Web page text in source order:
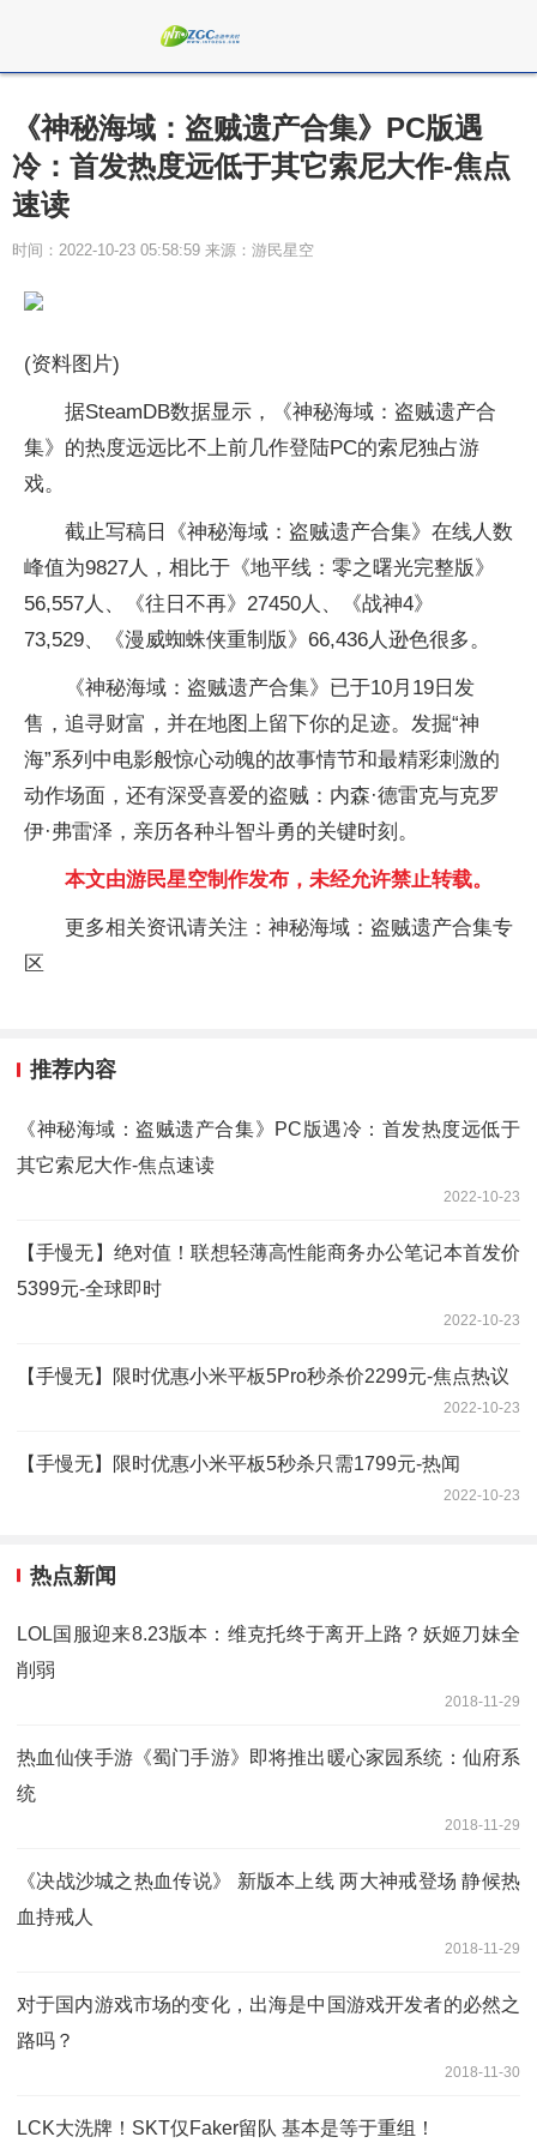
《神秘海域：盗贼遗产合集》PC版遇
冷：首发热度远低于其它索尼大作-焦点
速读
时间：2022-10-23 05:58:59 来源：游民星空
(资料图片)
据SteamDB数据显示，《神秘海域：盗贼遗产合
集》的热度远远比不上前几作登陆PC的索尼独占游
戏。
截止写稿日《神秘海域：盗贼遗产合集》在线人数
峰值为9827人，相比于《地平线：零之曙光完整版》
56,557人、《往日不再》27450人、《战神4》
73,529、《漫威蜘蛛侠重制版》66,436人逊色很多。
《神秘海域：盗贼遗产合集》已于10月19日发
售，追寻财富，并在地图上留下你的足迹。发掘“神
海”系列中电影般惊心动魄的故事情节和最精彩刺激的
动作场面，还有深受喜爱的盗贼：内森·德雷克与克罗
伊·弗雷泽，亲历各种斗智斗勇的关键时刻。
本文由游民星空制作发布，未经允许禁止转载。
更多相关资讯请关注：神秘海域：盗贼遗产合集专
区
推荐内容
《神秘海域：盗贼遗产合集》PC版遇冷：首发热度远低于
其它索尼大作-焦点速读
2022-10-23
【手慢无】绝对值！联想轻薄高性能商务办公笔记本首发价
5399元-全球即时
2022-10-23
【手慢无】限时优惠小米平板5Pro秒杀价2299元-焦点热议
2022-10-23
【手慢无】限时优惠小米平板5秒杀只需1799元-热闻
2022-10-23
热点新闻
LOL国服迎来8.23版本：维克托终于离开上路？妖姬刀妹全
削弱
2018-11-29
热血仙侠手游《蜀门手游》即将推出暖心家园系统：仙府系
统
2018-11-29
《决战沙城之热血传说》 新版本上线 两大神戒登场 静候热
血持戒人
2018-11-29
对于国内游戏市场的变化，出海是中国游戏开发者的必然之
路吗？
2018-11-30
LCK大洗牌！SKT仅Faker留队 基本是等于重组！